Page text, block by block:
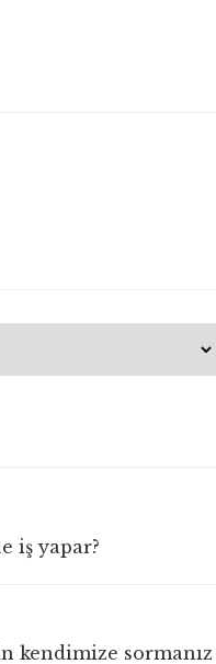
iş yapar?
kendimize sormanız